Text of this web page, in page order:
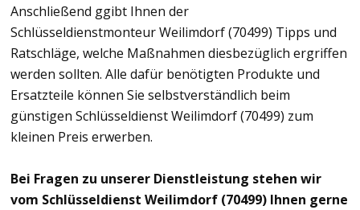
Anschließend ggibt Ihnen der
Schlüsseldienstmonteur Weilimdorf (70499) Tipps und
Ratschläge, welche Maßnahmen diesbezüglich ergriffen
werden sollten. Alle dafür benötigten Produkte und
Ersatzteile können Sie selbstverständlich beim
günstigen Schlüsseldienst Weilimdorf (70499) zum
kleinen Preis erwerben.
Bei Fragen zu unserer Dienstleistung stehen wir
vom Schlüsseldienst Weilimdorf (70499) Ihnen gerne